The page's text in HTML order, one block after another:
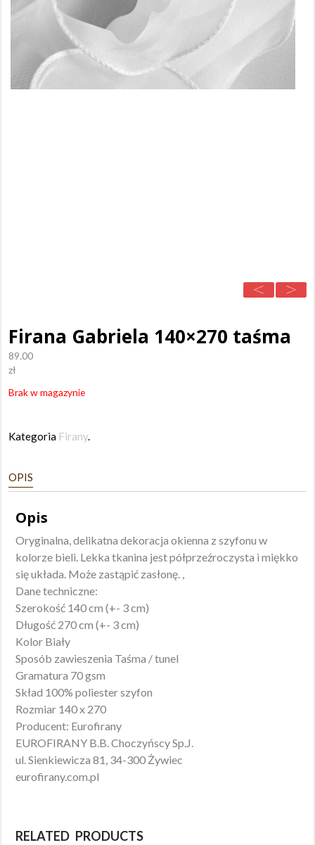
Firana Gabriela 140×270 taśma
89.00
zł
Brak w magazynie
Kategoria Firany.
OPIS
Opis
Oryginalna, delikatna dekoracja okienna z szyfonu w
kolorze bieli. Lekka tkanina jest półprzeźroczysta i miękko
się układa. Może zastąpić zasłonę. ,
Dane techniczne:
Szerokość 140 cm (+- 3 cm)
Długość 270 cm (+- 3 cm)
Kolor Biały
Sposób zawieszenia Taśma / tunel
Gramatura 70 gsm
Skład 100% poliester szyfon
Rozmiar 140 x 270
Producent: Eurofirany
EUROFIRANY B.B. Choczyńscy Sp.J.
ul. Sienkiewicza 81, 34-300 Żywiec
eurofirany.com.pl
RELATED PRODUCTS